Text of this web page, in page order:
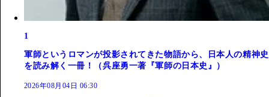
1
軍師というロマンが投影されてきた物語から、日本人の精神史
を読み解く一冊！（呉座勇一著『軍師の日本史』）
2026年08月04日 06:30